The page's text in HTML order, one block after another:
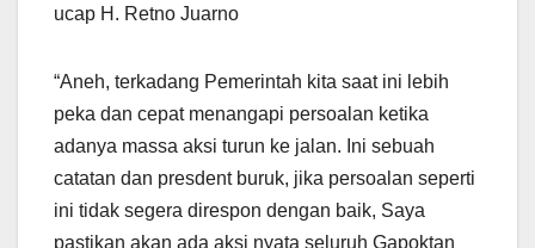
ucap H. Retno Juarno
“Aneh, terkadang Pemerintah kita saat ini lebih
peka dan cepat menangapi persoalan ketika
adanya massa aksi turun ke jalan. Ini sebuah
catatan dan presdent buruk, jika persoalan seperti
ini tidak segera direspon dengan baik, Saya
pastikan akan ada aksi nyata seluruh Gapoktan